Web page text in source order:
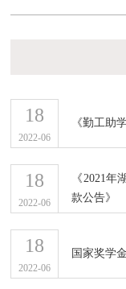
18
2022-06
《勤工助
18
2022-06
《2021
款公告》
18
2022-06
国家奖学